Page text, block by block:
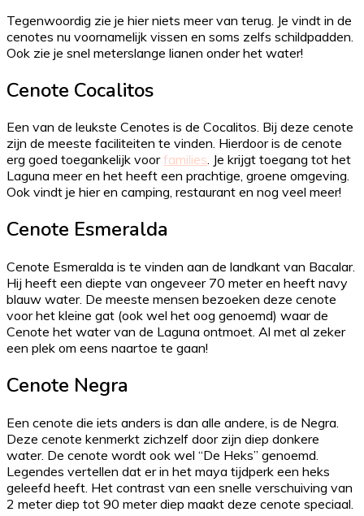
Tegenwoordig zie je hier niets meer van terug. Je vindt in de
cenotes nu voornamelijk vissen en soms zelfs schildpadden.
Ook zie je snel meterslange lianen onder het water!
Cenote Cocalitos
Een van de leukste Cenotes is de Cocalitos. Bij deze cenote
zijn de meeste faciliteiten te vinden. Hierdoor is de cenote
erg goed toegankelijk voorfamilies. Je krijgt toegang tot het
Laguna meer en het heeft een prachtige, groene omgeving.
Ook vindt je hier en camping, restaurant en nog veel meer!
Cenote Esmeralda
Cenote Esmeralda is te vinden aan de landkant van Bacalar.
Hij heeft een diepte van ongeveer 70 meter en heeft navy
blauw water. De meeste mensen bezoeken deze cenote
voor het kleine gat (ook wel het oog genoemd) waar de
Cenote het water van de Laguna ontmoet. Al met al zeker
een plek om eens naartoe te gaan!
Cenote Negra
Een cenote die iets anders is dan alle andere, is de Negra.
Deze cenote kenmerkt zichzelf door zijn diep donkere
water. De cenote wordt ook wel “De Heks” genoemd.
Legendes vertellen dat er in het maya tijdperk een heks
geleefd heeft. Het contrast van een snelle verschuiving van
2 meter diep tot 90 meter diep maakt deze cenote speciaal.